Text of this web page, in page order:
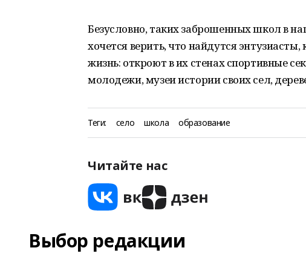
Безусловно, таких заброшенных школ в
хочется верить, что найдутся
жизнь: откроют в их стенах спортивные
молодежи, музеи истории своих сел,
Теги: село школа образование
Читайте нас
Выбор редакции